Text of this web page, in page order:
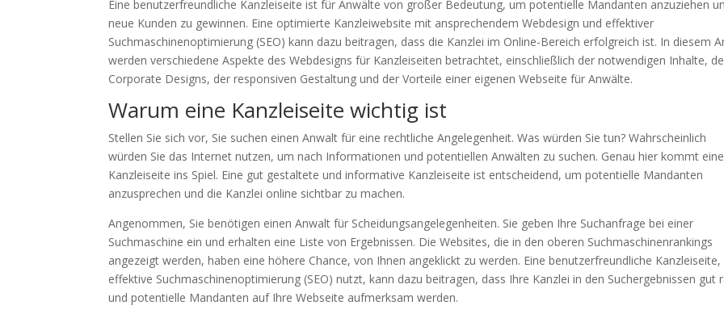
Eine benutzerfreundliche Kanzleiseite ist für Anwälte von großer Bedeutung, um potentielle Mandanten anzuziehen
neue Kunden zu gewinnen. Eine optimierte Kanzleiwebsite mit ansprechendem Webdesign und effektiver
Suchmaschinenoptimierung (SEO) kann dazu beitragen, dass die Kanzlei im Online-Bereich erfolgreich ist. In diesem
werden verschiedene Aspekte des Webdesigns für Kanzleiseiten betrachtet, einschließlich der notwendigen Inhalte,
Corporate Designs, der responsiven Gestaltung und der Vorteile einer eigenen Webseite für Anwälte.
Warum eine Kanzleiseite wichtig ist
Stellen Sie sich vor, Sie suchen einen Anwalt für eine rechtliche Angelegenheit. Was würden Sie tun? Wahrscheinlich
würden Sie das Internet nutzen, um nach Informationen und potentiellen Anwälten zu suchen. Genau hier kommt eine
Kanzleiseite ins Spiel. Eine gut gestaltete und informative Kanzleiseite ist entscheidend, um potentielle Mandanten
anzusprechen und die Kanzlei online sichtbar zu machen.
Angenommen, Sie benötigen einen Anwalt für Scheidungsangelegenheiten. Sie geben Ihre Suchanfrage bei einer
Suchmaschine ein und erhalten eine Liste von Ergebnissen. Die Websites, die in den oberen Suchmaschinenrankings
angezeigt werden, haben eine höhere Chance, von Ihnen angeklickt zu werden. Eine benutzerfreundliche Kanzleiseite,
effektive Suchmaschinenoptimierung (SEO) nutzt, kann dazu beitragen, dass Ihre Kanzlei in den Suchergebnissen gut
und potentielle Mandanten auf Ihre Webseite aufmerksam werden.